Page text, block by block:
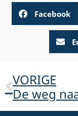
Facebook
VORIGE